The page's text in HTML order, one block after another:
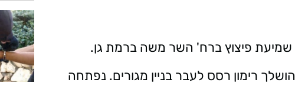
פיצוץ ברח' השר משה ברמת גן.
רימון רסס לעבר בניין מגורים. נפתחה